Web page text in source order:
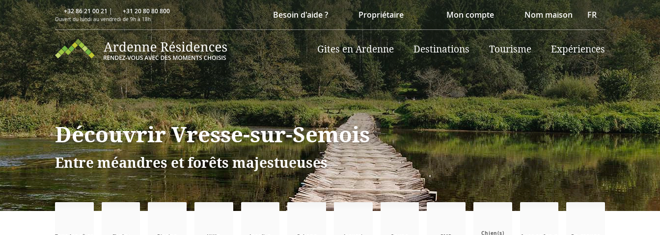
+32 86 21 00 21 | +31 20 80 80 800
Ouvert du lundi au vendredi de 9h à 18h Besoin d'aide ? Propriétaire Mon compte Nom maison FR
Gites en Ardenne Destinations Tourisme Expériences
Découvrir Vresse-sur-Semois
Entre méandres et forêts majestueuses
Chien(s)